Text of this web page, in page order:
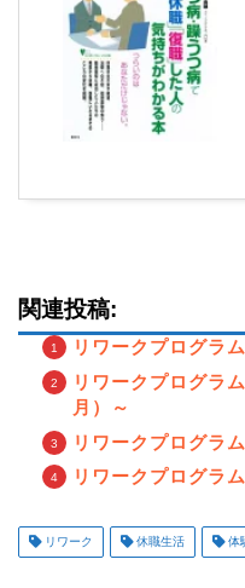
関連投稿:
リワークプログ
リワークプログラ
月）～
リワークプログラ
リワークプログラ
リワーク 休職生活 体